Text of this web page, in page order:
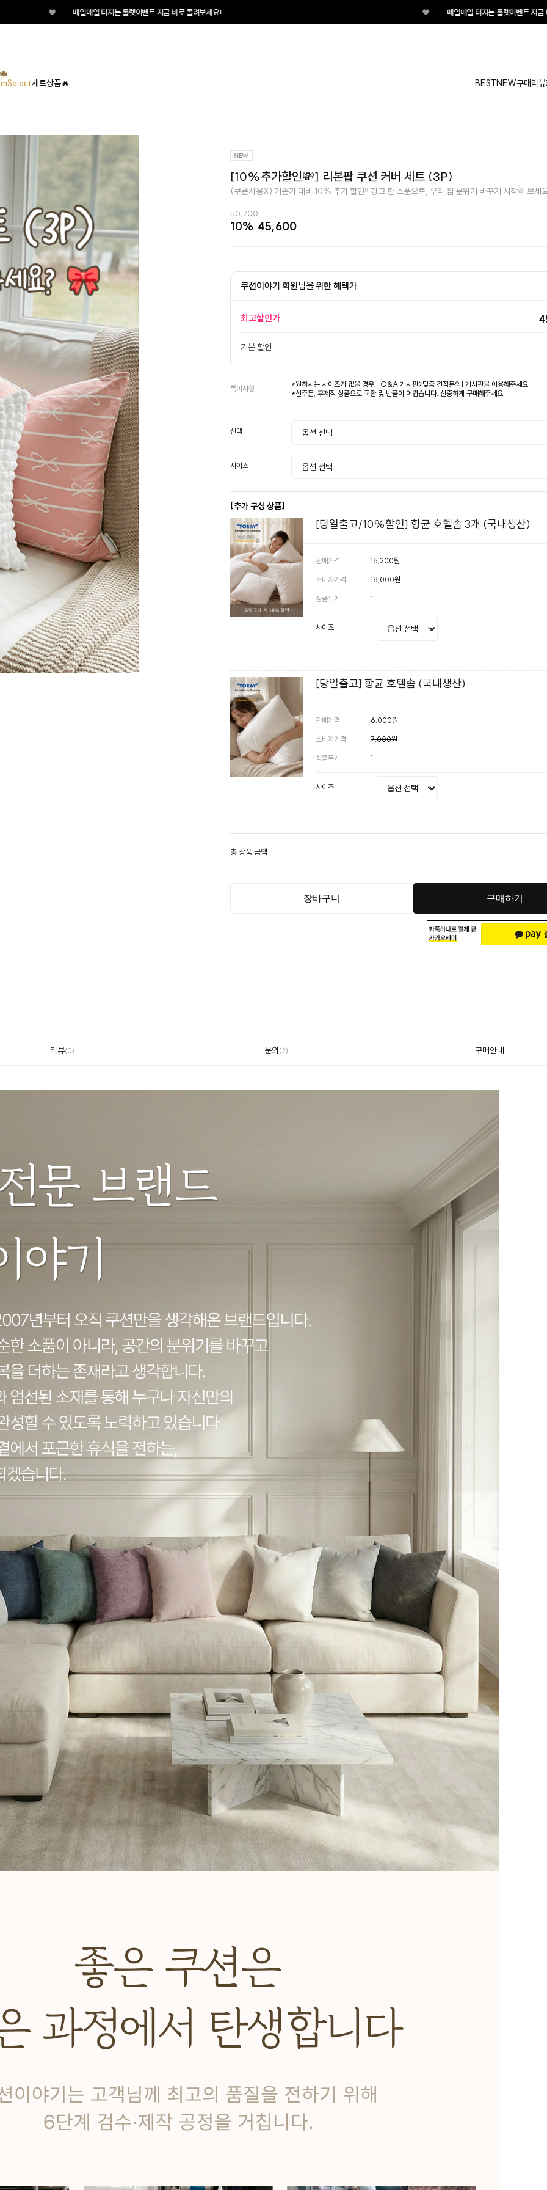
♥ 매일매일 터지는 룰렛이벤트 지금 바로 돌려보세요! ♥ 매일매일 터지는 룰렛이벤트 지금
세트상품🔥 BESTNEW구매리뷰
[10%추가할인💸] 리본팝 쿠션 커버 세트 (3P)
(쿠폰사용X) 기존가 대비 10% 추가 할인‼️ 핑크 한 스푼으로, 우리 집 분위기 바꾸기 시작해 보세
50,700
10% 45,600
쿠션이야기 회원님을 위한 혜택가
최고할인가
기본 할인
특이사항
*원하시는 사이즈가 없을 경우, [Q&A 게시판>맞춤 견적문의] 게시판을 이용해주세요.
*선주문, 후제작 상품으로 교환 및 반품이 어렵습니다. 신중하게 구매해주세요.
선택
사이즈
[추가 구성 상품]
[당일출고/10%할인] 항균 호텔솜 3개 (국내생산)
판매가격 16,200원
소비자가격 18,000원
상품무게 1
사이즈
[당일출고] 항균 호텔솜 (국내생산)
판매가격 6,000원
소비자가격 7,000원
상품무게 1
사이즈
총 상품 금액
장바구니 구매하기
리뷰(0) 문의 (2) 구매안내